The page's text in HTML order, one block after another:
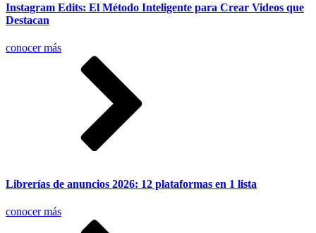
Instagram Edits: El Método Inteligente para Crear Videos que
Destacan
conocer más
Librerías de anuncios 2026: 12 plataformas en 1 lista
conocer más